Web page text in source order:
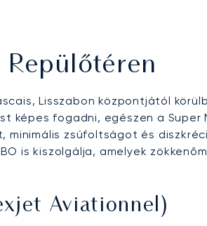
Lisszabon központjától
fogadni, egészen a
minimális zsúfoltságot és
is kiszolgálja, amelyek
Aviationnel)